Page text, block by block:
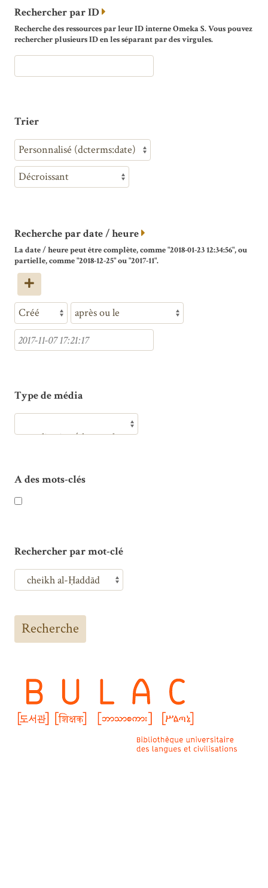
Rechercher par ID
Recherche des ressources par leur ID interne Omeka S. Vous pouvez
rechercher plusieurs ID en les séparant par des virgules.
Trier
Recherche par date / heure
La date / heure peut être complète, comme "2018-01-23 12:34:56", ou
partielle, comme "2018-12-25" ou "2017-11".
Type de média
A des mots-clés
Rechercher par mot-clé